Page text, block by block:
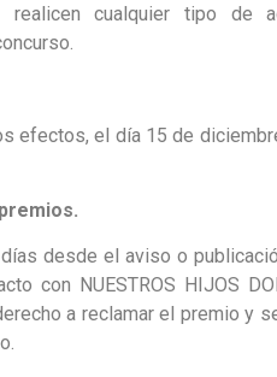
realicen cualquier tipo de
efectos, el día 15 de
desde el aviso o
con NUESTROS HIJOS
a reclamar el premio y